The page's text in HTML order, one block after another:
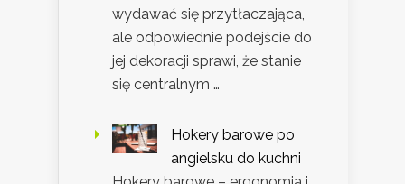
wydawać się przytłaczająca,
ale odpowiednie podejście do
jej dekoracji sprawi, że stanie
się centralnym …
Hokery barowe po
angielsku do kuchni